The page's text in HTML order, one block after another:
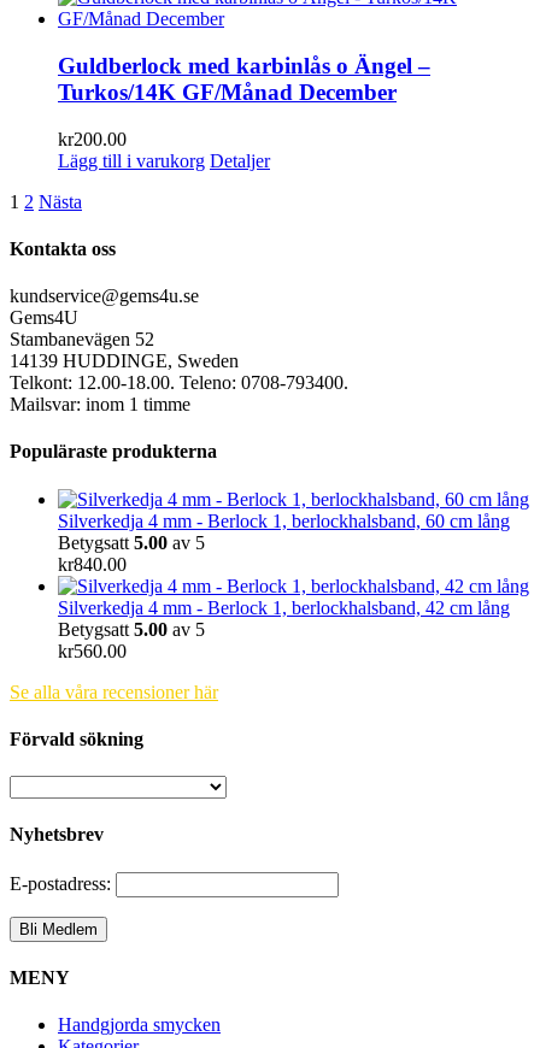
Guldberlock med karbinlås o Ängel –
Turkos/14K GF/Månad December
kr200.00
Lägg till i varukorg Detaljer
1 2 Nästa
Kontakta oss
kundservice@gems4u.se
Gems4U
Stambanevägen 52
14139 HUDDINGE, Sweden
Telkont: 12.00-18.00. Teleno: 0708-793400.
Mailsvar: inom 1 timme
Populäraste produkterna
Silverkedja 4 mm - Berlock 1, berlockhalsband, 60 cm lång
Betygsatt 5.00 av 5
kr840.00
Silverkedja 4 mm - Berlock 1, berlockhalsband, 42 cm lång
Betygsatt 5.00 av 5
kr560.00
Se alla våra recensioner här
Förvald sökning
Nyhetsbrev
E-postadress:
MENY
Handgjorda smycken